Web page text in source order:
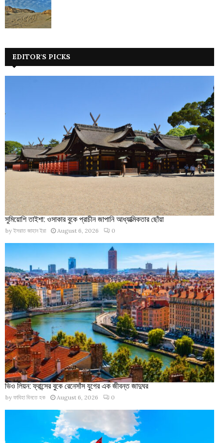
EDITOR'S PICKS
সুমিয়োশি তাইশা: ওসাকার বুকে প্রাচীন জাপানি আধ্যাত্মিকতার ছোঁয়া
by ইসরাত জাহান ইরা August 6, 2026 0
ভিও লিয়ন: ফ্রান্সের বুকে রেনেসাঁস যুগের এক জীবন্ত জাদুঘর
by ফাবিহা বিনতে হক August 6, 2026 0